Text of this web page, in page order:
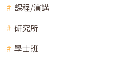
課程/演講
研究所
學士班